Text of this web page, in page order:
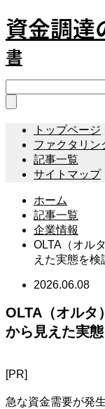
資金調達
書
トップページ
ファクタリン
記事一覧
サイトマップ
ホーム
記事一覧
企業情報
OLTA（オル
えた実態を検
2026.06.08
OLTA（オルタ
から見えた実
[PR]
急な資金需要が発